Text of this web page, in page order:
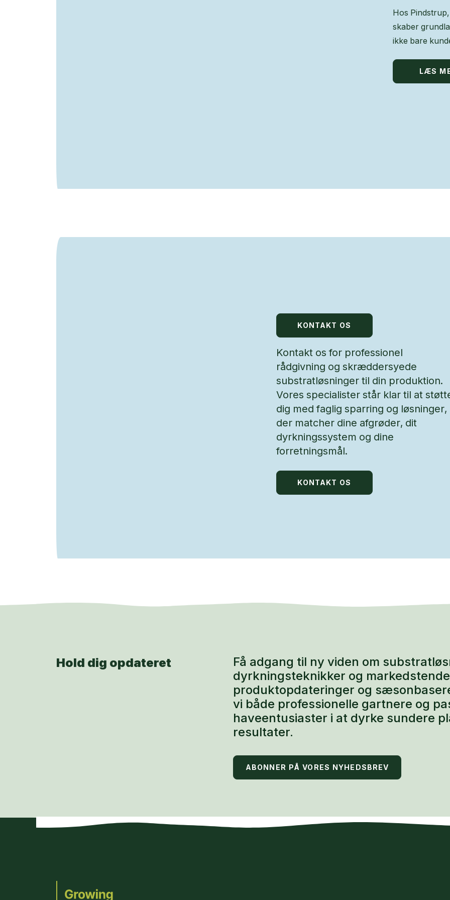
Hos
skaber
ikke bare
LÆS
KONTAKT OS
Kontakt os for professionel
rådgivning og skræddersyede
substratløsninger til din produktion.
Vores specialister står klar til at
dig med faglig sparring og løsninger,
der matcher dine afgrøder, dit
dyrkningssystem og dine
forretningsmål.
KONTAKT OS
Hold dig opdateret
Få adgang til ny viden om
dyrkningsteknikker og
produktopdateringer og
vi både professionelle gartnere og
haveentusiaster i at dyrke sundere
resultater.
ABONNER PÅ VORES NYHEDSBREV